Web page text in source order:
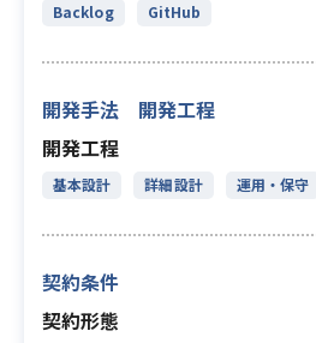
Backlog GitHub
開発手法 開発工程
開発工程
基本設計 詳細設計 運用・保守
契約条件
契約形態